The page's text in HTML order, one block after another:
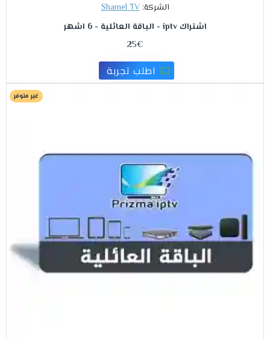
الشركة: Shamel TV
اشتراك iptv - الباقة العائلية - 6 اشهر
25€
اطلب تجربة
غير متوفر